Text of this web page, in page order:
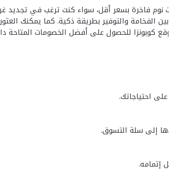
فاخرة بسعر أقل، سواء كنت ترغب في تجديد
والتوفير بطريقة ذكية. كما يمكنك
كوبونزا للحصول على أفضل الخصومات المتاحة
على احتياجاتك.
إلى سلة التسوق.
إتمامه.